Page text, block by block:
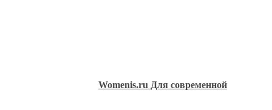
Womenis.ru Для современной